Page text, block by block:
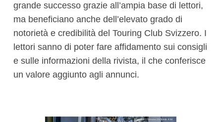
grande successo grazie all’ampia base di lettori,
ma beneficiano anche dell’elevato grado di
notorietà e credibilità del Touring Club Svizzero. I
lettori sanno di poter fare affidamento sui consigli
e sulle informazioni della rivista, il che conferisce
un valore aggiunto agli annunci.